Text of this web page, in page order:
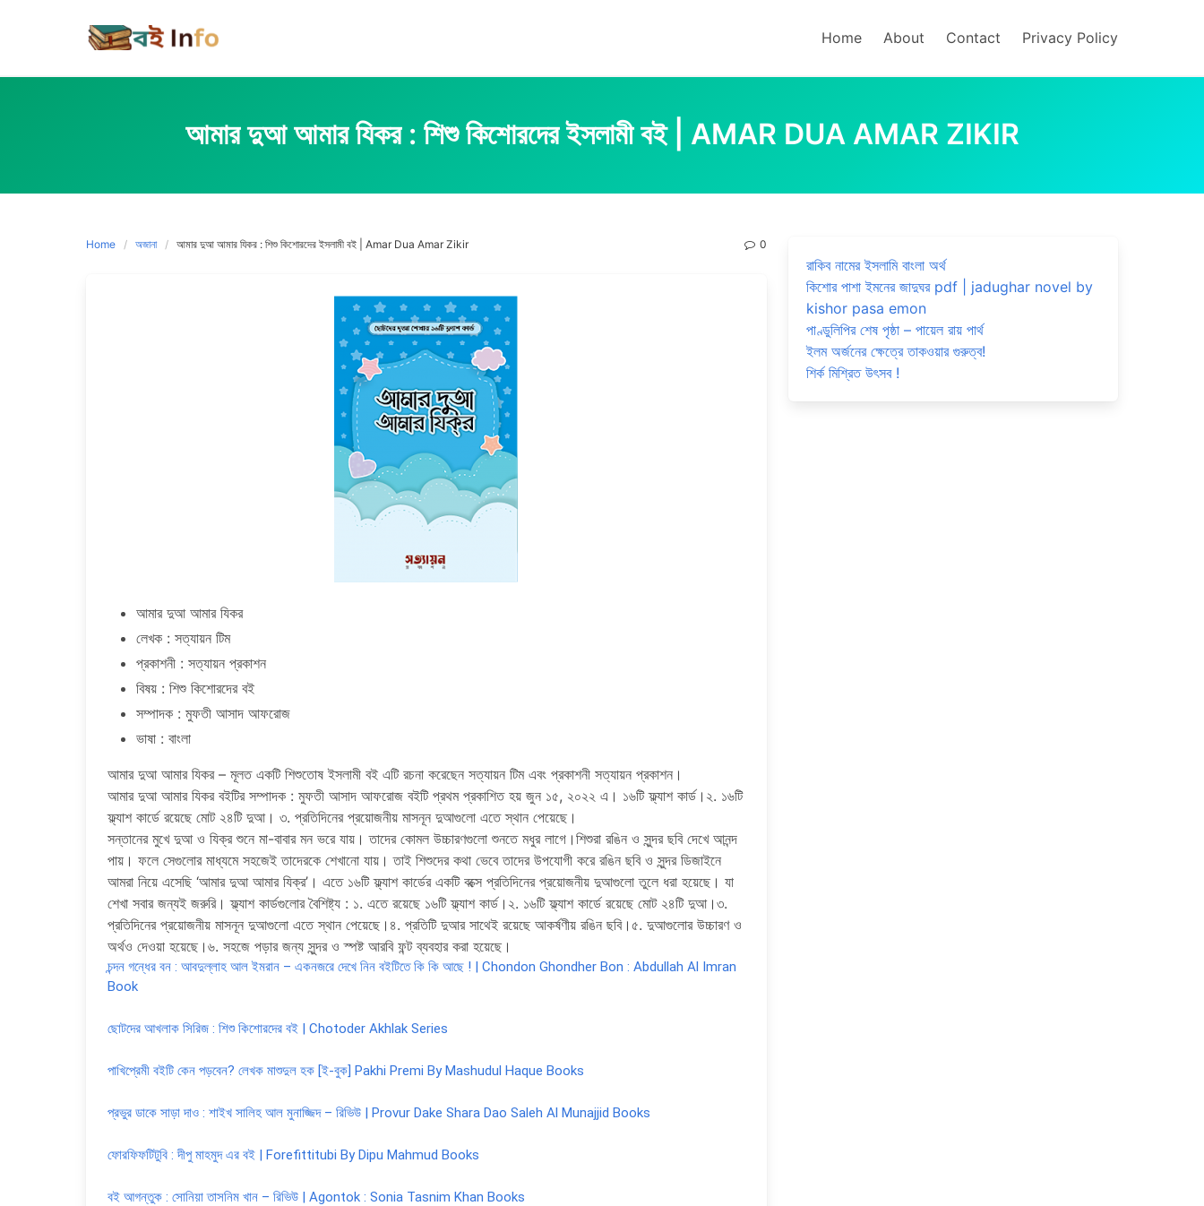
Home About Contact Privacy Policy
আমার দুআ আমার যিকর : শিশু কিশোরদের ইসলামী বই | AMAR DUA AMAR ZIKIR
Home অজানা আমার দুআ আমার যিকর : শিশু কিশোরদের ইসলামী বই | Amar Dua Amar Zikir 0
আমার দুআ আমার যিকর
লেখক : সত্যায়ন টিম
প্রকাশনী : সত্যায়ন প্রকাশন
বিষয় : শিশু কিশোরদের বই
সম্পাদক : মুফতী আসাদ আফরোজ
ভাষা : বাংলা
আমার দুআ আমার যিকর – মূলত একটি শিশুতোষ ইসলামী বই এটি রচনা করেছেন সত্যায়ন টিম এবং প্রকাশনী সত্যায়ন প্রকাশন।
আমার দুআ আমার যিকর বইটির সম্পাদক : মুফতী আসাদ আফরোজ বইটি প্রথম প্রকাশিত হয় জুন ১৫, ২০২২ এ। ১৬টি ফ্ল্যাশ কার্ড।২. ১৬টি
ফ্ল্যাশ কার্ডে রয়েছে মোট ২৪টি দুআ। ৩. প্রতিদিনের প্রয়োজনীয় মাসনূন দুআগুলো এতে স্থান পেয়েছে।
সন্তানের মুখে দুআ ও যিক্‌র শুনে মা-বাবার মন ভরে যায়। তাদের কোমল উচ্চারণগুলো শুনতে মধুর লাগে।শিশুরা রঙিন ও সুন্দর ছবি দেখে আনন্দ
পায়। ফলে সেগুলোর মাধ্যমে সহজেই তাদেরকে শেখানো যায়। তাই শিশুদের কথা ভেবে তাদের উপযোগী করে রঙিন ছবি ও সুন্দর ডিজাইনে
আমরা নিয়ে এসেছি ‘আমার দুআ আমার যিক্‌র’। এতে ১৬টি ফ্ল্যাশ কার্ডের একটি বক্সে প্রতিদিনের প্রয়োজনীয় দুআগুলো তুলে ধরা হয়েছে। যা
শেখা সবার জন্যই জরুরি। ফ্ল্যাশ কার্ডগুলোর বৈশিষ্ট্য : ১. এতে রয়েছে ১৬টি ফ্ল্যাশ কার্ড।২. ১৬টি ফ্ল্যাশ কার্ডে রয়েছে মোট ২৪টি দুআ।৩.
প্রতিদিনের প্রয়োজনীয় মাসনূন দুআগুলো এতে স্থান পেয়েছে।৪. প্রতিটি দুআর সাথেই রয়েছে আকর্ষণীয় রঙিন ছবি।৫. দুআগুলোর উচ্চারণ ও
অর্থও দেওয়া হয়েছে।৬. সহজে পড়ার জন্য সুন্দর ও স্পষ্ট আরবি ফন্ট ব্যবহার করা হয়েছে।
চন্দন গন্ধের বন : আবদুল্লাহ আল ইমরান – একনজরে দেখে নিন বইটিতে কি কি আছে ! | Chondon Ghondher Bon : Abdullah Al Imran
Book
ছোটদের আখলাক সিরিজ : শিশু কিশোরদের বই | Chotoder Akhlak Series
পাখিপ্রেমী বইটি কেন পড়বেন? লেখক মাশুদুল হক [ই-বুক] Pakhi Premi By Mashudul Haque Books
প্রভুর ডাকে সাড়া দাও : শাইখ সালিহ আল মুনাজ্জিদ – রিভিউ | Provur Dake Shara Dao Saleh Al Munajjid Books
ফোরফিফটিটুবি : দীপু মাহমুদ এর বই | Forefittitubi By Dipu Mahmud Books
বই আগন্তুক : সোনিয়া তাসনিম খান – রিভিউ | Agontok : Sonia Tasnim Khan Books
রাকিব নামের ইসলামি বাংলা অর্থ
কিশোর পাশা ইমনের জাদুঘর pdf | jadughar novel by
kishor pasa emon
পাণ্ডুলিপির শেষ পৃষ্ঠা – পায়েল রায় পার্থ
ইলম অর্জনের ক্ষেত্রে তাকওয়ার গুরুত্ব!
শির্ক মিশ্রিত উৎসব !